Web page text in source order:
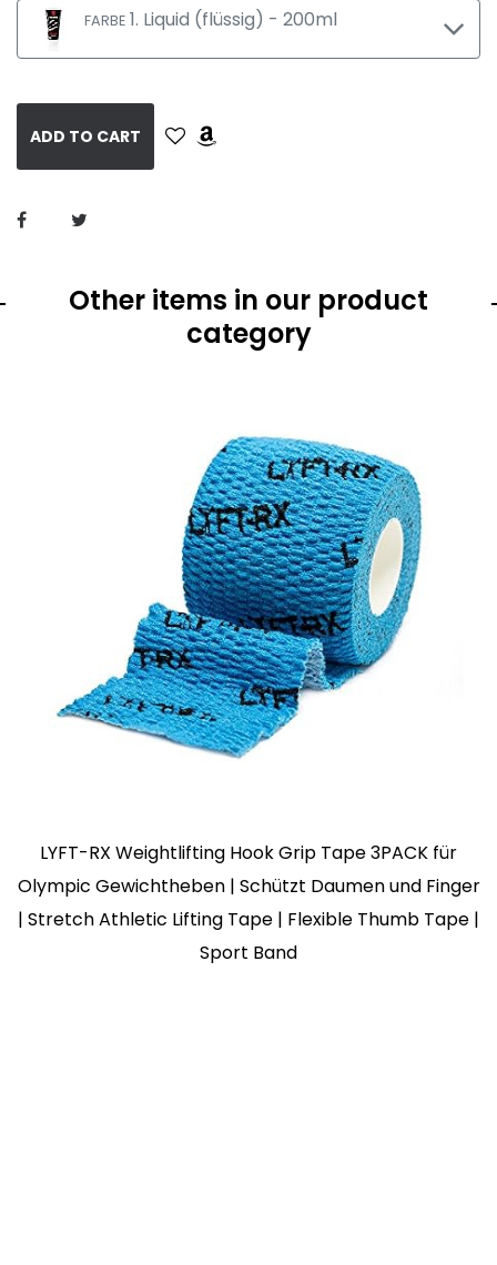
FARBE 1. Liquid (flüssig) - 200ml
ADD TO CART
Other items in our product
category
LYFT-RX Weightlifting Hook Grip Tape 3PACK für
Olympic Gewichtheben | Schützt Daumen und Finger
| Stretch Athletic Lifting Tape | Flexible Thumb Tape |
Sport Band